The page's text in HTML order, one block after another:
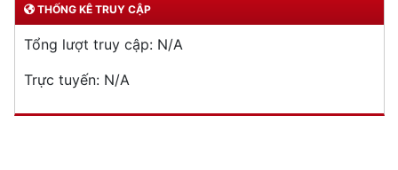
THỐNG KÊ TRUY CẬP
Tổng lượt truy cập: N/A
Trực tuyến: N/A